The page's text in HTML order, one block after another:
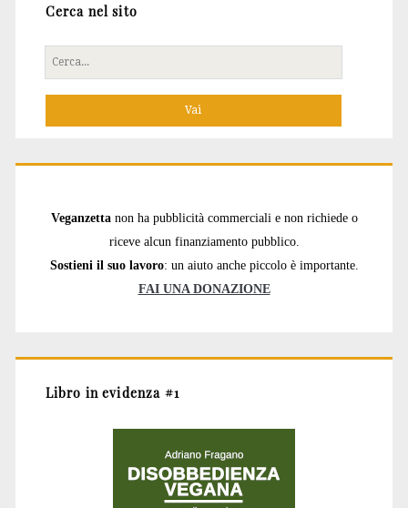
Cerca nel sito
Cerca
per:
Veganzetta non ha pubblicità commerciali e non richiede o
riceve alcun finanziamento pubblico.
Sostieni il suo lavoro: un aiuto anche piccolo è importante.
FAI UNA DONAZIONE
Libro in evidenza #1